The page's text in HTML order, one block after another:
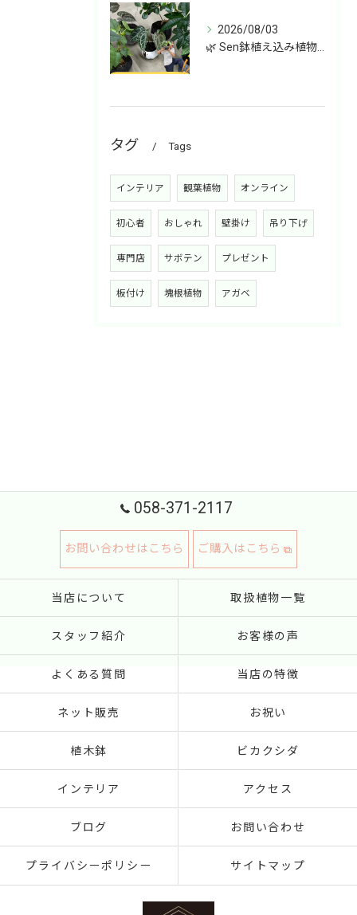
2026/08/03
🌿 Sen鉢植え込み植物 オンラインショップデビュー！ 🌿
タグ Tags
インテリア 観葉植物 オンライン
初心者 おしゃれ 壁掛け 吊り下げ
専門店 サボテン プレゼント
板付け 塊根植物 アガベ
058-371-2117
お問い合わせはこちら ご購入はこちら
当店について 取扱植物一覧
スタッフ紹介 お客様の声
よくある質問 当店の特徴
ネット販売 お祝い
植木鉢 ビカクシダ
インテリア アクセス
ブログ お問い合わせ
プライバシーポリシー サイトマップ